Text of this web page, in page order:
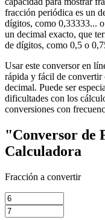
fracción periódica es un
dígitos, como 0,33333...
un decimal exacto, que
de dígitos, como 0,5 o
Usar este conversor en
rápida y fácil de convertir
decimal. Puede ser
dificultades con los
conversiones con
"Conversor de
Calculadora
Fracción a convertir